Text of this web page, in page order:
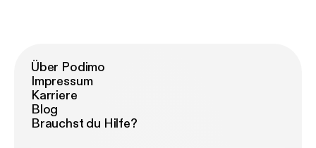
Über Podimo
Impressum
Karriere
Blog
Brauchst du Hilfe?